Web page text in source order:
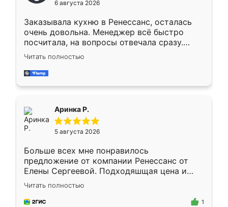
мебели буду заказывать только здесь.
6 августа 2026
Заказывала кухню в Ренессанс, осталась
очень довольна. Менеджер всё быстро
посчитала, на вопросы отвечала сразу.
Замерщик приехал в субботу, подошёл к
делу со всей ответственностью. Собрали
за день, ребята работали аккуратно, даже
Читать полностью
Аринка Р.
5 августа 2026
Больше всех мне понравилось
предложение от компании Ренессанс от
Елены Сергеевой. Подходяшщая цена и
короткие сроки изготовления. Приехавший
для замера сотрудник Владислав
предложил по моему эскизу самый
Читать полностью
1